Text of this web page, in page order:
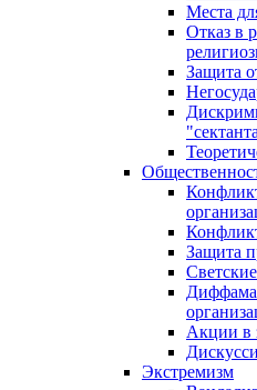
Места
Отказ в
Защита
Защита
Акции в
Экстремизм